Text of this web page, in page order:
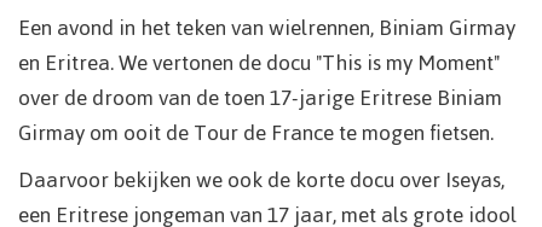
Een avond in het teken van wielrennen, Biniam Girmay
en Eritrea. We vertonen de docu "This is my Moment"
over de droom van de toen 17-jarige Eritrese Biniam
Girmay om ooit de Tour de France te mogen fietsen.
Daarvoor bekijken we ook de korte docu over Iseyas,
een Eritrese jongeman van 17 jaar, met als grote idool